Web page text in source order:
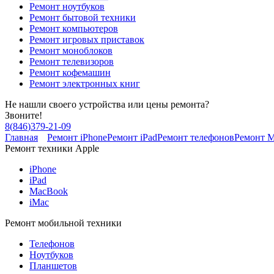
Ремонт ноутбуков
Ремонт бытовой техники
Ремонт компьютеров
Ремонт игровых приставок
Ремонт моноблоков
Ремонт телевизоров
Ремонт кофемашин
Ремонт электронных книг
Не нашли своего устройства или цены ремонта?
Звоните!
8(846)379-21-09
Главная
Ремонт iPhoneРемонт iPadРемонт телефоновРемонт
Ремонт техники Apple
iPhone
iPad
MacBook
iMac
Ремонт мобильной техники
Телефонов
Ноутбуков
Планшетов